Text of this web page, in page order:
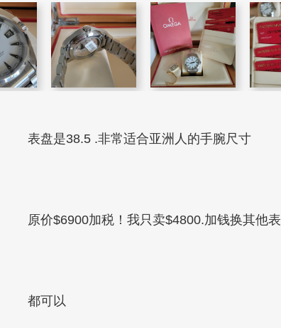
表盘是38.5 .非常适合亚洲人的手腕尺寸
原价$6900加税！我只卖$4800.加钱换其他表
都可以